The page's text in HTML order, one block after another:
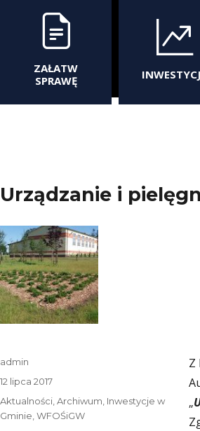
ZAŁATW
SPRAWĘ
Urządzanie i
Z
„
Autor
admin
Data
publikacji
12 lipca 2017
Kategorie
Aktualności,Archiwum, Inwestycje w
Gminie,WFOŚiGW